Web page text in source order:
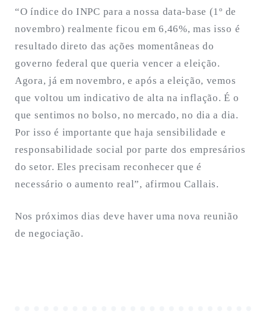
“O índice do INPC para a nossa data-base (1º de
novembro) realmente ficou em 6,46%, mas isso é
resultado direto das ações momentâneas do
governo federal que queria vencer a eleição.
Agora, já em novembro, e após a eleição, vemos
que voltou um indicativo de alta na inflação. É o
que sentimos no bolso, no mercado, no dia a dia.
Por isso é importante que haja sensibilidade e
responsabilidade social por parte dos empresários
do setor. Eles precisam reconhecer que é
necessário o aumento real”, afirmou Callais.
Nos próximos dias deve haver uma nova reunião
de negociação.